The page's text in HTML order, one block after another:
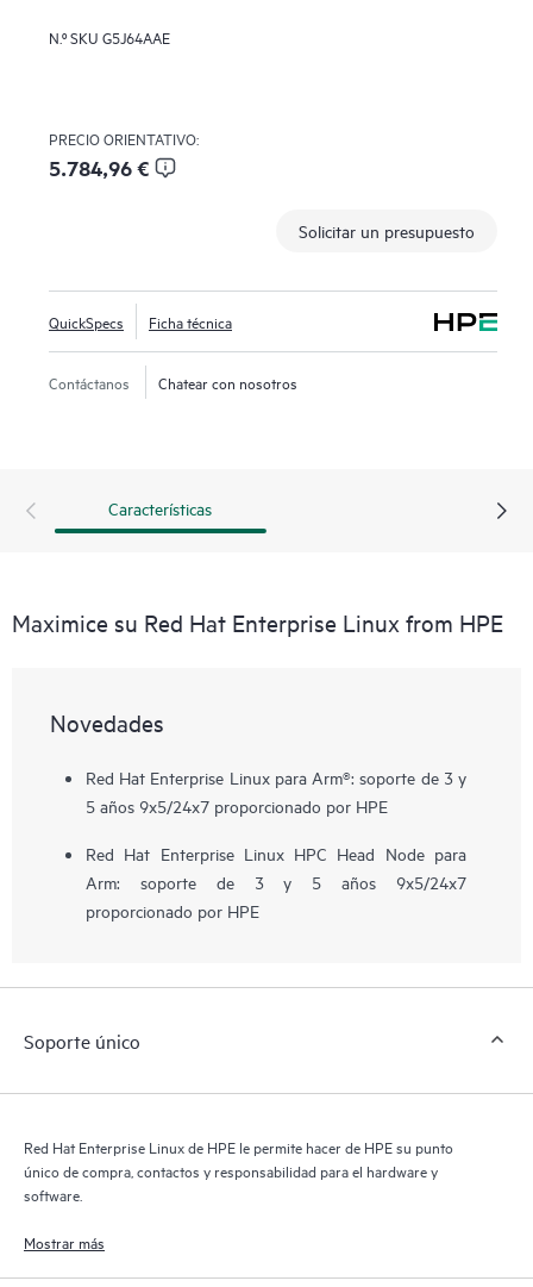
N.º SKU G5J64AAE
PRECIO ORIENTATIVO:
5.784,96 €
Solicitar un presupuesto
QuickSpecs Ficha técnica
Contáctanos Chatear con nosotros
Características
Maximice su Red Hat Enterprise Linux from HPE
Novedades
Red Hat Enterprise Linux para Arm®: soporte de 3 y
5 años 9x5/24x7 proporcionado por HPE
Red Hat Enterprise Linux HPC Head Node para
Arm: soporte de 3 y 5 años 9x5/24x7
proporcionado por HPE
Soporte único
Red Hat Enterprise Linux de HPE le permite hacer de HPE su punto
único de compra, contactos y responsabilidad para el hardware y
software.
Mostrar más